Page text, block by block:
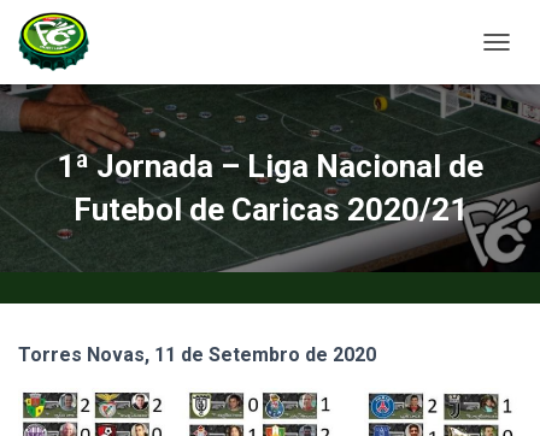
L
T
R
A
R
A
N
Ç
Ã
1ª Jornada – Liga Nacional de
Futebol de Caricas 2020/21
Torres Novas, 11 de Setembro de 2020